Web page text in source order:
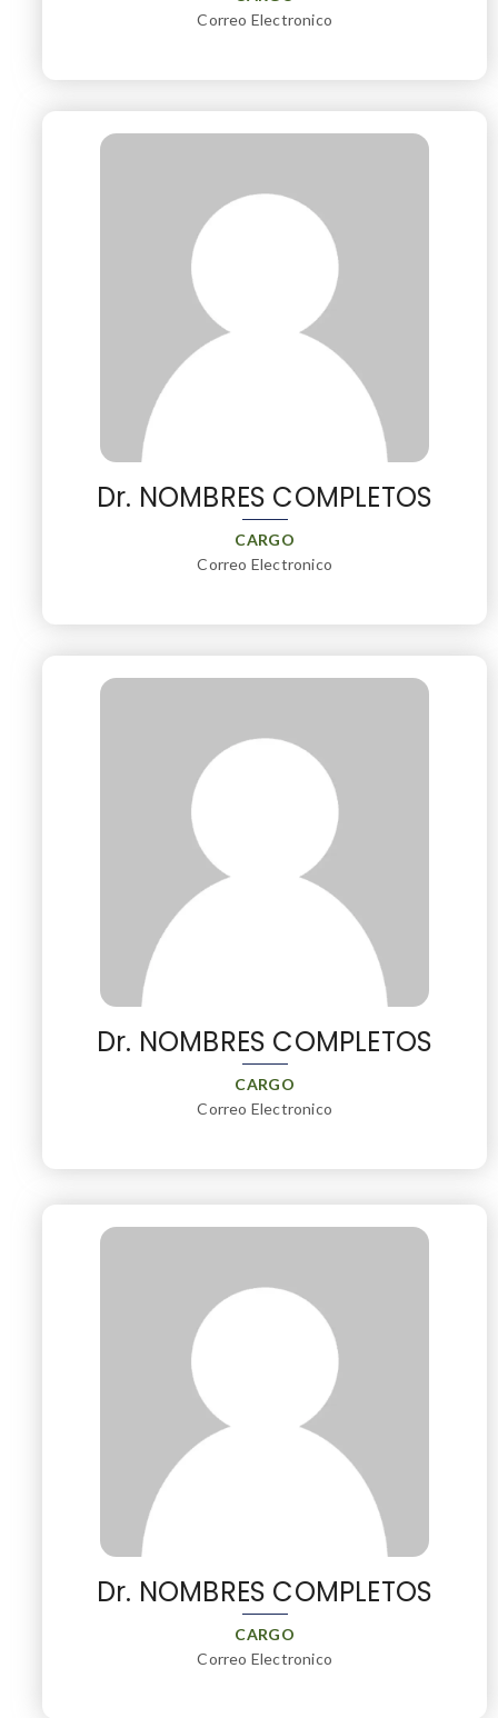
Correo Electronico
Dr. NOMBRES COMPLETOS
CARGO
Correo Electronico
Dr. NOMBRES COMPLETOS
CARGO
Correo Electronico
Dr. NOMBRES COMPLETOS
CARGO
Correo Electronico